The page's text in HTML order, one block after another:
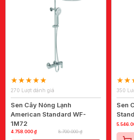
270 Lượt đánh giá
Sen Cây Nóng Lạnh
American Standard WF-
1M72
4.758.000 ₫ 8.700.000 ₫
350
Sen